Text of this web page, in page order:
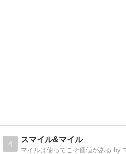
4
スマイル&マイル
マイルは使ってこそ価値がある by